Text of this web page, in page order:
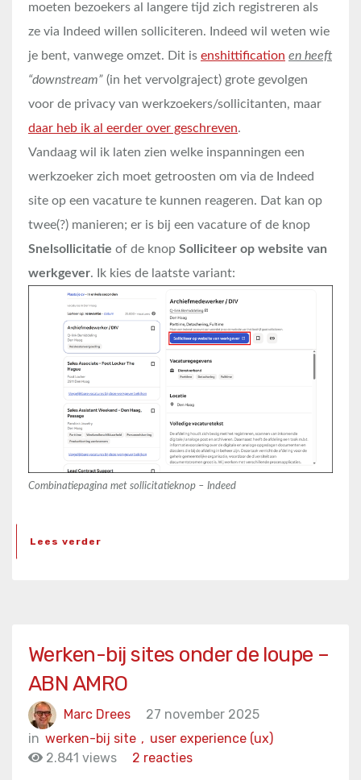
moeten bezoekers al langere tijd zich registreren als
ze via Indeed willen solliciteren. Indeed wil weten wie
je bent, vanwege omzet. Dit is enshittification en heeft
“downstream” (in het vervolgraject) grote gevolgen
voor de privacy van werkzoekers/sollicitanten, maar
daar heb ik al eerder over geschreven.
Vandaag wil ik laten zien welke inspanningen een
werkzoeker zich moet getroosten om via de Indeed
site op een vacature te kunnen reageren. Dat kan op
twee(?) manieren; er is bij een vacature of de knop
Snelsollicitatie of de knop Solliciteer op website van
werkgever. Ik kies de laatste variant:
Combinatiepagina met sollicitatieknop – Indeed
Lees verder
Werken-bij sites onder de loupe –
ABN AMRO
Marc Drees
27 november 2025
in
user experience (ux)
werken-bij site ,
2.841 views
2 reacties